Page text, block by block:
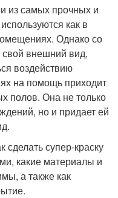
из самых прочных и
как в
Однако со
внешний вид,
воздействию
на помощь приходит
полов. Она не только
но и придает ей
сделать супер-краску
какие материалы и
а также как